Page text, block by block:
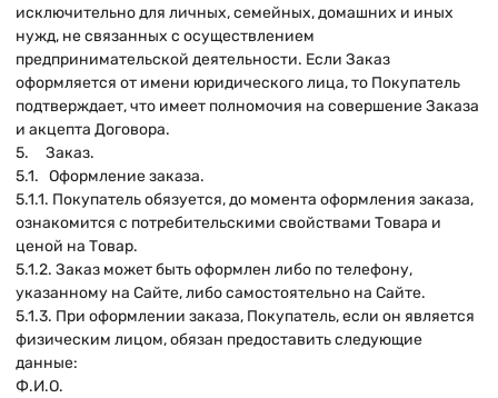
исключительно для личных, семейных, домашних и иных
нужд, не связанных с осуществлением
предпринимательской деятельности. Если Заказ
оформляется от имени юридического лица, то Покупатель
подтверждает, что имеет полномочия на совершение Заказа
и акцепта Договора.
5. Заказ.
5.1. Оформление заказа.
5.1.1. Покупатель обязуется, до момента оформления заказа,
ознакомится с потребительскими свойствами Товара и
ценой на Товар.
5.1.2. Заказ может быть оформлен либо по телефону,
указанному на Сайте, либо самостоятельно на Сайте.
5.1.3. При оформлении заказа, Покупатель, если он является
физическим лицом, обязан предоставить следующие
данные:
Ф.И.О.